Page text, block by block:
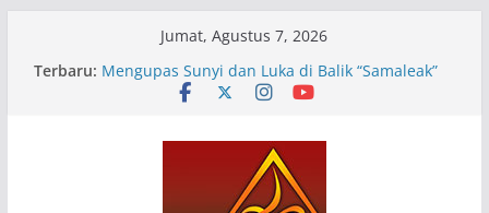
Jumat, Agustus 7, 2026
Terbaru: Pameran Lukisan Komunitas Patria Seni Rupa
Kota Blitar : Ketika “Bergerak” Menjadi Mantra
Mengupas Sunyi dan Luka di Balik “Samaleak”
Menjaga Marwah Seni dan Budaya: Catatan
Kunjungan Kerja Ir. Bambang Haryo Soekartono
(BHS) Anggota DPR RI ke Taman Budaya Jawa